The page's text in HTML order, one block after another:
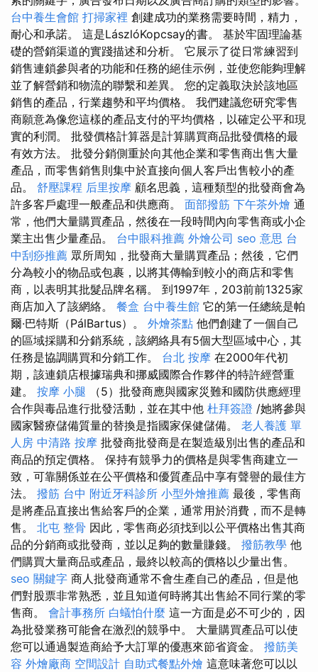
台中養生會館 打掃家裡 創建成功的業務需要時間，精力，
耐心和承諾。 這是LászlóKopcsay的書。 基於牢固理論基
礎的營銷渠道的實踐描述和分析。 它展示了從日常練習到
銷售連鎖參與者的功能和任務的絕佳示例，並使您能夠理解
並了解營銷和物流的聯繫和差異。 您的定義取決於該地區
銷售的產品，行業趨勢和平均價格。 我們建議您研究零售
商願意為像您這樣的產品支付的平均價格，以確定公平和現
實的利潤。 批發價格計算器是計算購買商品批發價格的最
有效方法。 批發分銷側重於向其他企業和零售商出售大量
產品，而零售銷售則集中於直接向個人客戶出售較小的產
品。 舒壓課程 后里按摩 顧名思義，這種類型的批發商會為
許多客戶處理一般產品和供應商。 面部撥筋 下午茶外燴 通
常，他們大量購買產品，然後在一段時間內向零售商或小企
業主出售少量產品。 台中眼科推薦 外燴公司 seo 意思 台
中刮痧推薦 眾所周知，批發商大量購買產品；然後，它們
分為較小的物品或包裹，以將其傳輸到較小的商店和零售
商，以表明其批髮品牌名稱。 到1997年，203前前1325家
商店加入了該網絡。 餐盒 台中養生館 它的第一任總統是帕
爾·巴特斯（PálBartus）。 外燴茶點 他們創建了一個自己
的區域採購和分銷系統，該網絡具有5個大型區域中心，其
任務是協調購買和分銷工作。 台北 按摩 在2000年代初
期，該連鎖店根據瑞典和挪威國際合作夥伴的特許經營重
建。 按摩 小腿 （5）批發商應與國家災難和國防供應經理
合作與毒品進行批發活動，並在其中他 杜拜簽證 /她將參與
國家醫療儲備質量的替換是指國家保健儲備。 老人養護 單
人房 中清路 按摩 批發商批發商是在製造級別出售的產品和
商品的預定價格。 保持有競爭力的價格是與零售商建立一
致，可靠關係並在公平價格和優質產品中享有聲譽的最佳方
法。 撥筋 台中 附近牙科診所 小型外燴推薦 最後，零售商
是將產品直接出售給客戶的企業，通常用於消費，而不是轉
售。 北屯 整骨 因此，零售商必須找到以公平價格出售其商
品的分銷商或批發商，並以足夠的數量賺錢。 撥筋教學 他
們購買大量商品或產品，最終以較高的價格以少量出售。
seo 關鍵字 商人批發商通常不會生產自己的產品，但是他
們對股票非常熟悉，並且知道何時將其出售給不同行業的零
售商。 會計事務所 白蟻怕什麼 這一方面是必不可少的，因
為批發業務可能會在激烈的競爭中。 大量購買產品可以使
您可以通過製造商給予大訂單的優惠來節省資金。 撥筋美
容 外燴廠商 空間設計 自助式餐點外燴 這意味著您可以以